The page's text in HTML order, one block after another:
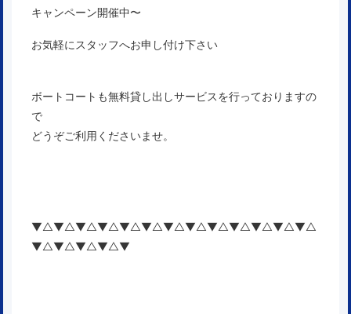
キャンペーン開催中〜
お気軽にスタッフへお申し付け下さい
ボートコートも無料貸し出しサービスを行っておりますの
で
どうぞご利用くださいませ。
▼△▼△▼△▼△▼△▼△▼△▼△▼△▼△▼△▼△▼△
▼△▼△▼△▼△▼